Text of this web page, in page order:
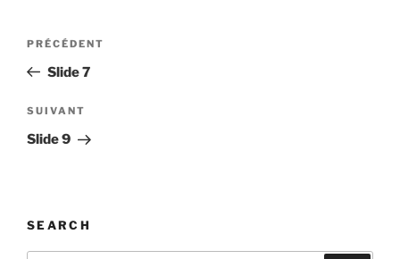
PRÉCÉDENT
Slide 7
SUIVANT
Slide 9
SEARCH